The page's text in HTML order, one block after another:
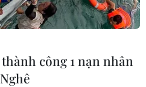
công 1 nạn nhân